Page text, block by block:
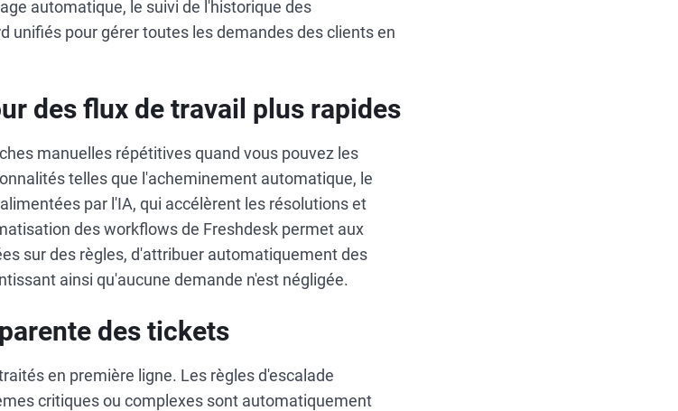
automatique, le suivi de l'historique des
unifiés pour gérer toutes les demandes des clients en
des flux de travail plus rapides
manuelles répétitives quand vous pouvez les
telles que l'acheminement automatique, le
par l'IA, qui accélèrent les résolutions et
des workflows de Freshdesk permet aux
sur des règles, d'attribuer automatiquement des
ainsi qu'aucune demande n'est négligée.
des tickets
en première ligne. Les règles d'escalade
critiques ou complexes sont automatiquement